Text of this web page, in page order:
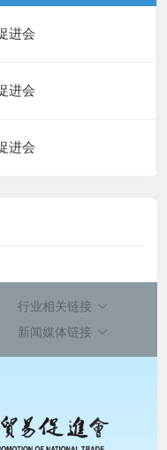
进会
进会
进会
行业相关链接
新闻媒体链接